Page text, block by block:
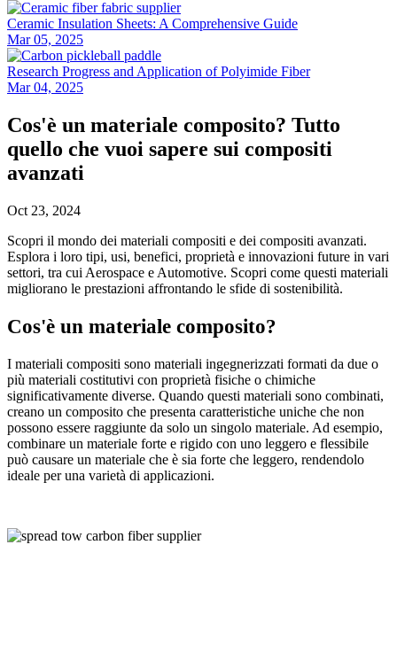
Ceramic Insulation Sheets: A Comprehensive Guide
Mar 05, 2025
Research Progress and Application of Polyimide Fiber
Mar 04, 2025
Cos'è un materiale composito? Tutto
quello che vuoi sapere sui compositi
avanzati
Oct 23, 2024
Scopri il mondo dei materiali compositi e dei compositi avanzati.
Esplora i loro tipi, usi, benefici, proprietà e innovazioni future in vari
settori, tra cui Aerospace e Automotive. Scopri come questi materiali
migliorano le prestazioni affrontando le sfide di sostenibilità.
Cos'è un materiale composito?
I materiali compositi sono materiali ingegnerizzati formati da due o
più materiali costitutivi con proprietà fisiche o chimiche
significativamente diverse. Quando questi materiali sono combinati,
creano un composito che presenta caratteristiche uniche che non
possono essere raggiunte da solo un singolo materiale. Ad esempio,
combinare un materiale forte e rigido con uno leggero e flessibile
può causare un materiale che è sia forte che leggero, rendendolo
ideale per una varietà di applicazioni.